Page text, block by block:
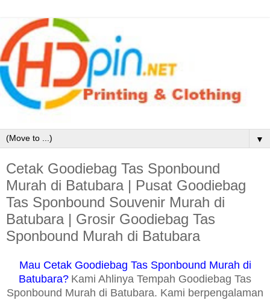
▼
Cetak Goodiebag Tas Sponbound
Murah di Batubara | Pusat Goodiebag
Tas Sponbound Souvenir Murah di
Batubara | Grosir Goodiebag Tas
Sponbound Murah di Batubara
Mau Cetak Goodiebag Tas Sponbound Murah di
Batubara? Kami Ahlinya Tempah Goodiebag Tas
Sponbound Murah di Batubara. Kami berpengalaman